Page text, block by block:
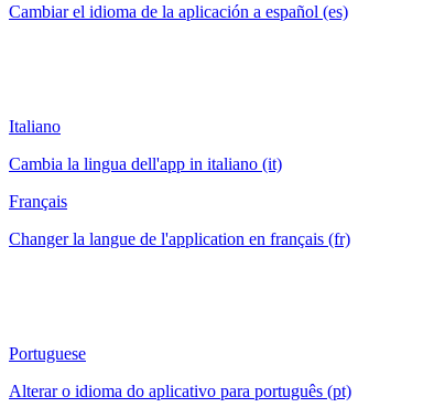
Cambiar el idioma de la aplicación a español (es)
Italiano
Cambia la lingua dell'app in italiano (it)
Français
Changer la langue de l'application en français (fr)
Portuguese
Alterar o idioma do aplicativo para português (pt)